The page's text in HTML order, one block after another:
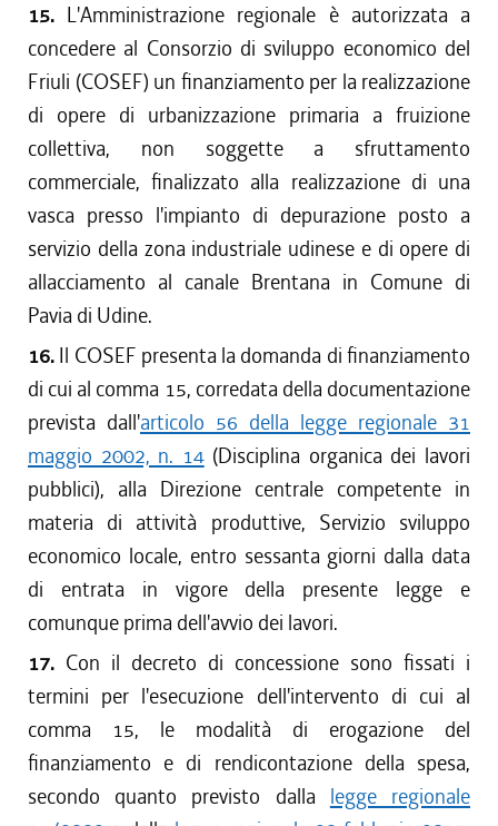
15. L'Amministrazione regionale è autorizzata a
concedere al Consorzio di sviluppo economico del
Friuli (COSEF) un finanziamento per la realizzazione
di opere di urbanizzazione primaria a fruizione
collettiva, non soggette a sfruttamento
commerciale, finalizzato alla realizzazione di una
vasca presso l'impianto di depurazione posto a
servizio della zona industriale udinese e di opere di
allacciamento al canale Brentana in Comune di
Pavia di Udine.
16. Il COSEF presenta la domanda di finanziamento
di cui al comma 15, corredata della documentazione
prevista dall'articolo 56 della legge regionale 31
maggio 2002, n. 14(Disciplina organica dei lavori
pubblici), alla Direzione centrale competente in
materia di attività produttive, Servizio sviluppo
economico locale, entro sessanta giorni dalla data
di entrata in vigore della presente legge e
comunque prima dell'avvio dei lavori.
17. Con il decreto di concessione sono fissati i
termini per l'esecuzione dell'intervento di cui al
comma 15, le modalità di erogazione del
finanziamento e di rendicontazione della spesa,
secondo quanto previsto dalla legge regionale